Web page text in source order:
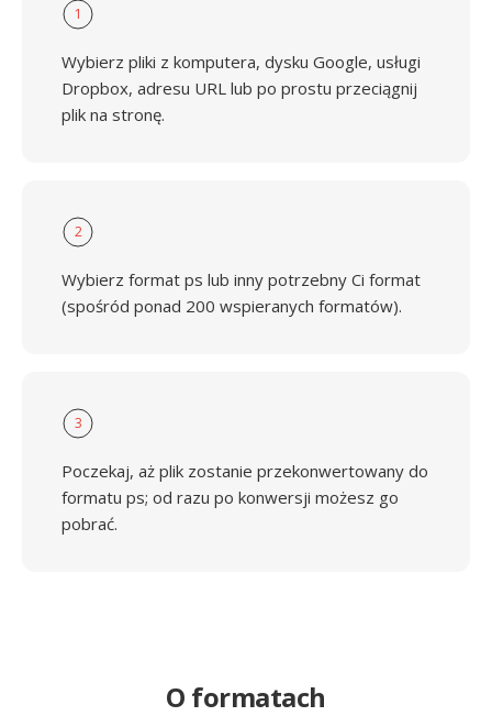
1
Wybierz pliki z komputera, dysku Google, usługi
Dropbox, adresu URL lub po prostu przeciągnij
plik na stronę.
2
Wybierz format ps lub inny potrzebny Ci format
(spośród ponad 200 wspieranych formatów).
3
Poczekaj, aż plik zostanie przekonwertowany do
formatu ps; od razu po konwersji możesz go
pobrać.
O formatach